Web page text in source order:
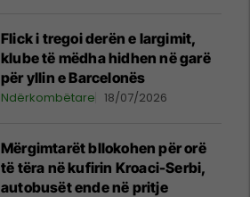
Flick i tregoi derën e largimit,
klube të mëdha hidhen në garë
për yllin e Barcelonës
Ndërkombëtare 18/07/2026
Mërgimtarët bllokohen për orë
të tëra në kufirin Kroaci-Serbi,
autobusët ende në pritje